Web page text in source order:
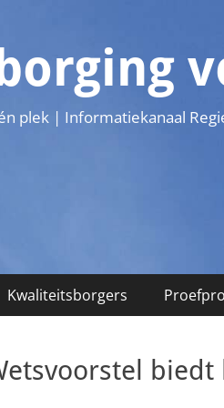
plek | Informatiekanaal
Kwaliteitsborgers